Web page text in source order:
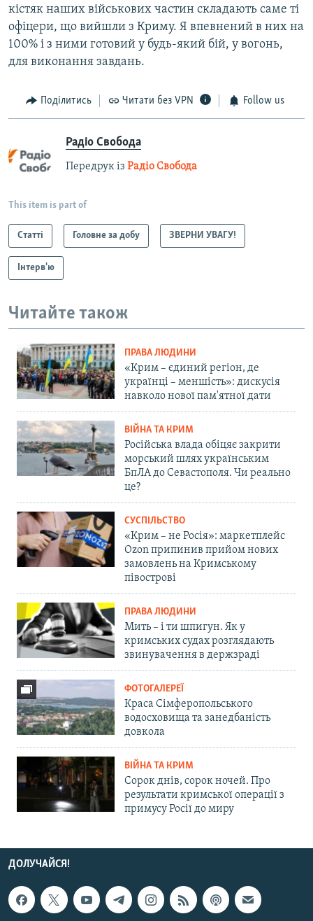
кістяк наших військових частин складають саме ті
офіцери, що вийшли з Криму. Я впевнений в них на
100% і з ними готовий у будь-який бій, у вогонь,
для виконання завдань.
Поділитись Читати без VPN Follow us
Радіо Свобода
Передрук із Радіо Свобода
This item is part of
Статті Головне за добу ЗВЕРНИ УВАГУ!
Інтерв'ю
Читайте також
ПРАВА ЛЮДИНИ
«Крим – єдиний регіон, де
українці – меншість»: дискусія
навколо нової пам'ятної дати
ВІЙНА ТА КРИМ
Російська влада обіцяє закрити
морський шлях українським
БпЛА до Севастополя. Чи реально
це?
СУСПІЛЬСТВО
«Крим – не Росія»: маркетплейс
Ozon припинив прийом нових
замовлень на Кримському
півострові
ПРАВА ЛЮДИНИ
Мить – і ти шпигун. Як у
кримських судах розглядають
звинувачення в держзраді
ФОТОГАЛЕРЕЇ
Краса Сімферопольського
водосховища та занедбаність
довкола
ВІЙНА ТА КРИМ
Сорок днів, сорок ночей. Про
результати кримської операції з
примусу Росії до миру
ДОЛУЧАЙСЯ!